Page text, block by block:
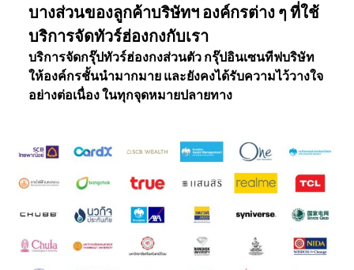
บางส่วนของลูกค้าบริษัทฯ องค์กรต่าง ๆ ที่ใช้
บริการจัดทัวร์ฮ่องกงกับเรา
บริการจัดกรุ๊ปทัวร์ฮ่องกงส่วนตัว กรุ๊ปอินเซนทีฟบริษัท
ให้องค์กรชั้นนำมากมาย และยังคงได้รับความไว้วางใจ
อย่างต่อเนื่อง ในทุกจุดหมายปลายทาง